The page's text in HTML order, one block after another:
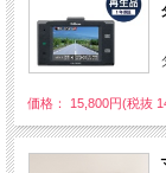
価格： 15,800円(税抜